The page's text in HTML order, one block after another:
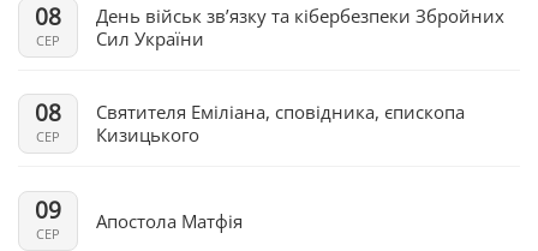
08
СЕР
День військ зв’язку та кібербезпеки Збройних
Сил України
08
СЕР
Святителя Еміліана, сповідника, єпископа
Кизицького
09
СЕР
Апостола Матфія